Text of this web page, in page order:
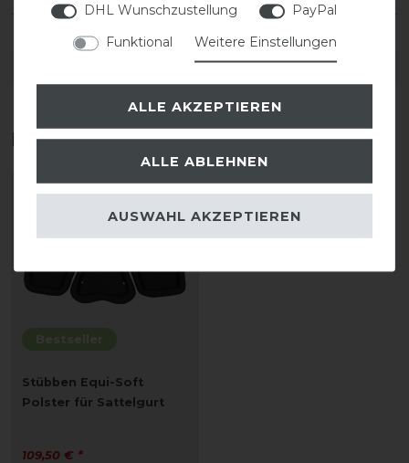
DETAILS ZUR PRODUKTSICHERHEIT
Das perfekte Zubehör für dich
Bestseller
Stübben Equi-Soft
Polster für Sattelgurt
109,50 € *
DHL Wunschzustellung
PayPal
Funktional
Weitere Einstellungen
ALLE AKZEPTIEREN
ALLE ABLEHNEN
AUSWAHL AKZEPTIEREN